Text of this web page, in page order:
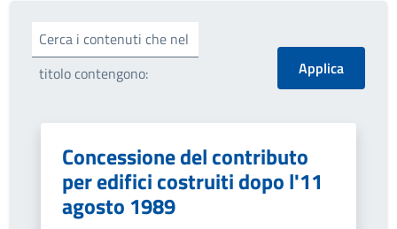
Cerca i contenuti che nel
titolo contengono:
Concessione del contributo
per edifici costruiti dopo l'11
agosto 1989